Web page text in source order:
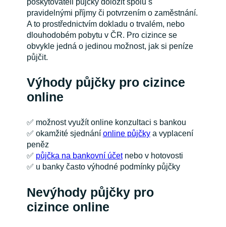
pravidelnými příjmy či potvrzením o zaměstnání.
A to prostřednictvím dokladu o trvalém, nebo
dlouhodobém pobytu v ČR. Pro cizince se
obvykle jedná o jedinou možnost, jak si peníze
půjčit.
Výhody půjčky pro cizince
online
✅ možnost využít online konzultaci s bankou
✅ okamžité sjednání online půjčkya vyplacení
peněz
✅ půjčka na bankovní účetnebo v hotovosti
✅ u banky často výhodné podmínky půjčky
Nevýhody půjčky pro
cizince online